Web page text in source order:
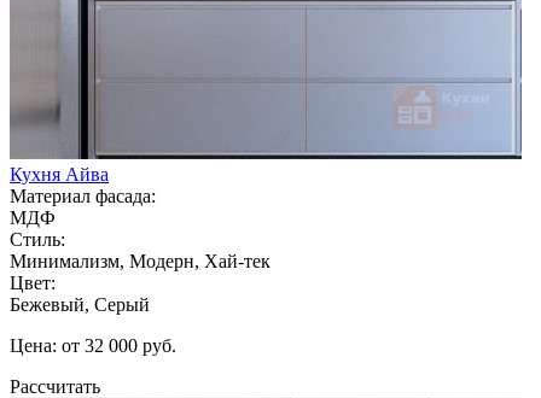
Кухня Айва
Материал фасада:
МДФ
Стиль:
Минимализм, Модерн, Хай-тек
Цвет:
Бежевый, Серый
Цена: от 32 000 руб.
Рассчитать